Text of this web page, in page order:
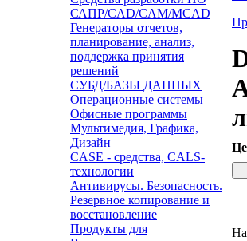
САПР/CAD/CAM/MCAD
Генераторы отчетов,
планирование, анализ,
поддержка принятия
решений
СУБД/БАЗЫ ДАННЫХ
Операционные системы
Офисные программы
Мультимедия, Графика,
Дизайн
CASE - средства, CALS-
технологии
Антивирусы. Безопасность.
Резервное копирование и
восстановление
Продукты для